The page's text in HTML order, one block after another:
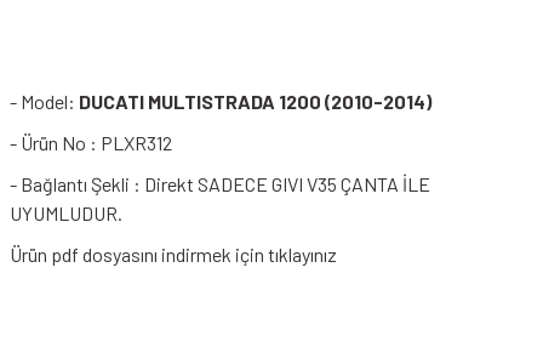
- Model: DUCATI MULTISTRADA 1200 (2010-2014)
- Ürün No : PLXR312
- Bağlantı Şekli : Direkt SADECE GIVI V35 ÇANTA İLE
UYUMLUDUR.
Ürün pdf dosyasını indirmek için tıklayınız